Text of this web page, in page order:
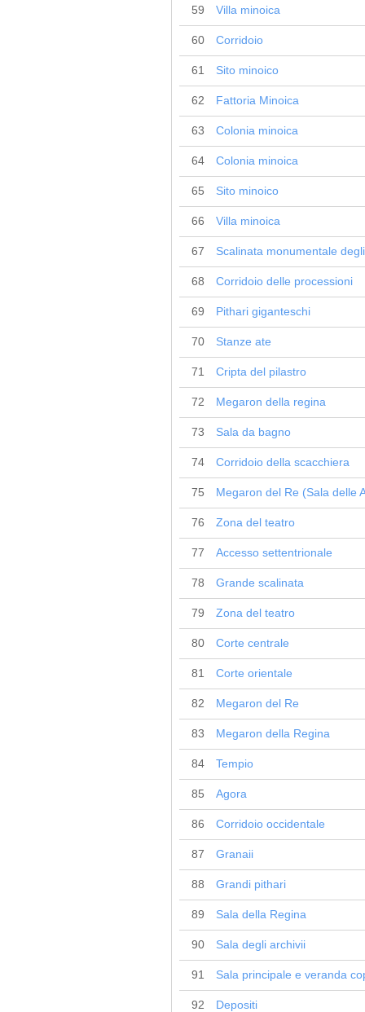
59 Villa minoica
60 Corridoio
61 Sito minoico
62 Fattoria Minoica
63 Colonia minoica
64 Colonia minoica
65 Sito minoico
66 Villa minoica
67 Scalinata monumentale
68 Corridoio delle processioni
69 Pithari giganteschi
70 Stanze ate
71 Cripta del pilastro
72 Megaron della regina
73 Sala da bagno
74 Corridoio della scacchiera
75 Megaron del Re (Sala delle
76 Zona del teatro
77 Accesso settentrionale
78 Grande scalinata
79 Zona del teatro
80 Corte centrale
81 Corte orientale
82 Megaron del Re
83 Megaron della Regina
84 Tempio
85 Agora
86 Corridoio occidentale
87 Granaii
88 Grandi pithari
89 Sala della Regina
90 Sala degli archivii
91 Sala principale e veranda
92 Depositi